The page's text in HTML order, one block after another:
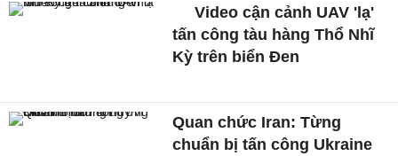
Video cận cảnh UAV 'lạ'
tấn công tàu hàng Thổ Nhĩ
Kỳ trên biển Đen
Quan chức Iran: Từng
chuẩn bị tấn công Ukraine